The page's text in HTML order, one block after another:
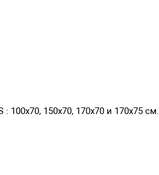
150х70, 170х70 и 170х75 см.